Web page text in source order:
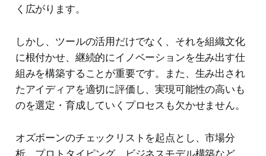
く広がります。
しかし、ツールの活用だけでなく、それを組織文化
に根付かせ、継続的にイノベーションを生み出す仕
組みを構築することが重要です。また、生み出され
たアイディアを適切に評価し、実現可能性の高いも
のを選定・育成していくプロセスも欠かせません。
オズボーンのチェックリストを起点とし、市場分